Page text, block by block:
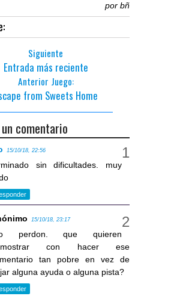
por bñ
Siguiente
Entrada más reciente
Anterior Juego:
from Sweets Home
comentario
15/10/18, 22:56
sin dificultades. muy
15/10/18, 23:17
perdon. que quieren
con hacer ese
tan pobre en vez de
alguna ayuda o alguna pista?